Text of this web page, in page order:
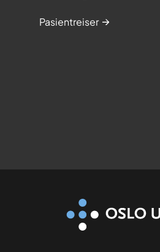
Pasientreiser